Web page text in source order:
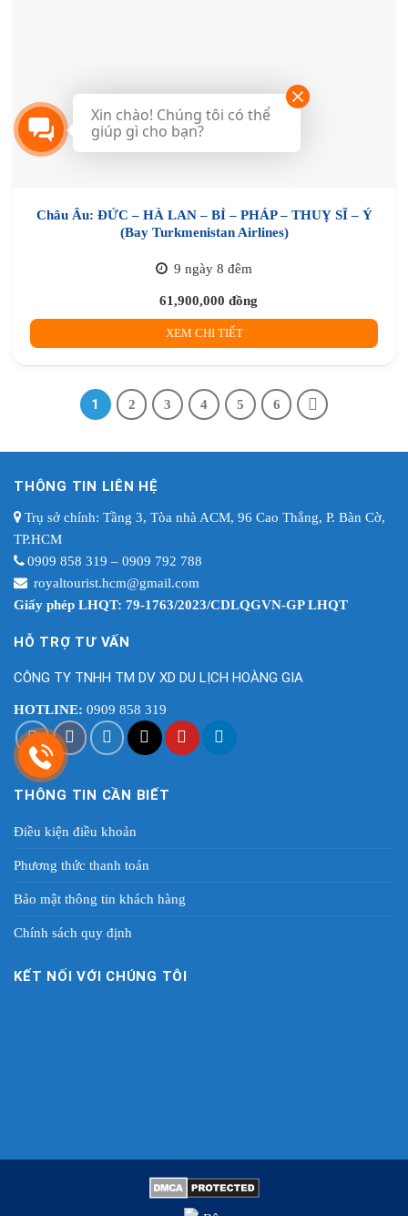
Châu Âu: ĐỨC – HÀ LAN – BỈ – PHÁP – THUỴ SĨ – Ý
(Bay Turkmenistan Airlines)
9 ngày 8 đêm
61,900,000 đồng
XEM CHI TIẾT
1 2 3 4 5 6
THÔNG TIN LIÊN HỆ
Trụ sở chính: Tầng 3, Tòa nhà ACM, 96 Cao Thắng, P. Bàn Cờ,
TP.HCM
0909 858 319 – 0909 792 788
royaltourist.hcm@gmail.com
Giấy phép LHQT: 79-1763/2023/CDLQGVN-GP LHQT
HỖ TRỢ TƯ VẤN
CÔNG TY TNHH TM DV XD DU LỊCH HOÀNG GIA
HOTLINE: 0909 858 319
THÔNG TIN CẦN BIẾT
Điều kiện điều khoản
Phương thức thanh toán
Bảo mật thông tin khách hàng
Chính sách quy định
KẾT NỐI VỚI CHÚNG TÔI
Xin chào! Chúng tôi có thể
giúp gì cho bạn?